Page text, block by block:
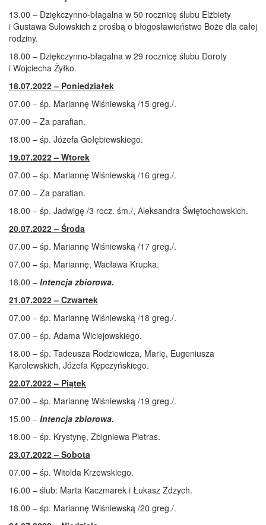
13.00 – Dziękczynno-błagalna w 50 rocznicę ślubu Elżbiety
i Gustawa Sulowskich z prośbą o błogosławieństwo Boże dla całej
rodziny.
18.00 – Dziękczynno-błagalna w 29 rocznicę ślubu Doroty
i Wojciecha Żyłko.
18.07.2022 – Poniedziałek
07.00 – śp. Mariannę Wiśniewską /15 greg./.
07.00 – Za parafian.
18.00 – śp. Józefa Gołębiewskiego.
19.07.2022 – Wtorek
07.00 – śp. Mariannę Wiśniewską /16 greg./.
07.00 – Za parafian.
18.00 – śp. Jadwigę /3 rocz. śm./, Aleksandra Świętochowskich.
20.07.2022 – Środa
07.00 – śp. Mariannę Wiśniewską /17 greg./.
07.00 – śp. Mariannę, Wacława Krupka.
18.00 – Intencja zbiorowa.
21.07.2022 – Czwartek
07.00 – śp. Mariannę Wiśniewską /18 greg./.
07.00 – śp. Adama Wiciejowskiego.
18.00 – śp. Tadeusza Rodziewicza, Marię, Eugeniusza
Karolewskich, Józefa Kępczyńskiego.
22.07.2022 – Piątek
07.00 – śp. Mariannę Wiśniewską /19 greg./.
15.00 – Intencja zbiorowa.
18.00 – śp. Krystynę, Zbigniewa Pietras.
23.07.2022 – Sobota
07.00 – śp. Witolda Krzewskiego.
16.00 – ślub: Marta Kaczmarek i Łukasz Zdzych.
18.00 – śp. Mariannę Wiśniewską /20 greg./.